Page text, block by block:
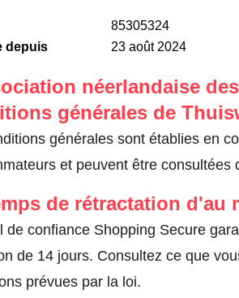
85305324
depuis
23 août 2024
néerlandaise
générales de
générales sont établies en
et peuvent être
de rétractation d'au
de confiance Shopping Secure
de 14 jours. Consultez ce que
prévues par la loi.